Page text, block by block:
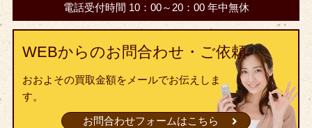
電話受付時間 10：00～20：00 年中無休
WEBからのお問合わせ・ご依頼
おおよその買取金額をメールでお伝えしま
す。
お問合わせフォームはこちら